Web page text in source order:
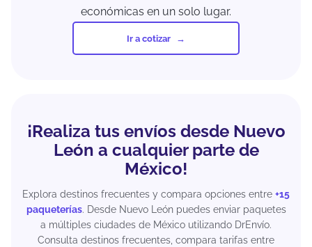
económicas en un solo lugar.
Ir a cotizar
¡Realiza tus envíos desde Nuevo
León a cualquier parte de
México!
Explora destinos frecuentes y compara opciones entre +15
paqueterías. Desde Nuevo León puedes enviar paquetes
a múltiples ciudades de México utilizando DrEnvío.
Consulta destinos frecuentes, compara tarifas entre